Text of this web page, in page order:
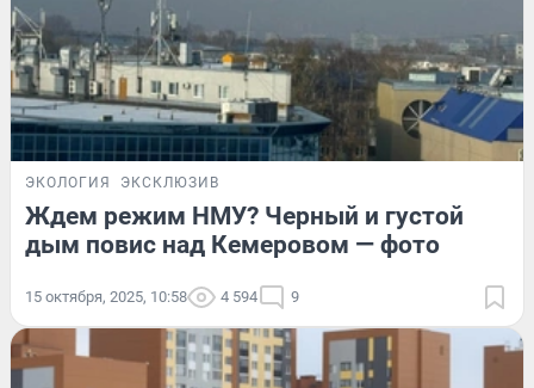
ЭКОЛОГИЯ ЭКСКЛЮЗИВ
Ждем режим НМУ? Черный и густой
дым повис над Кемеровом — фото
15 октября, 2025, 10:58 4 594 9